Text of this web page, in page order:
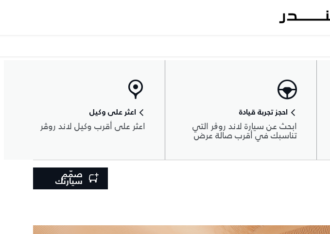
احجز تجربة قيادة
ابحث عن سيارة لاند روڨر التي
تناسبك في أقرب صالة عرض
اعثر على وكيل
اعثر على أقرب وكيل لاند روڤر
صمّم
سيارتك